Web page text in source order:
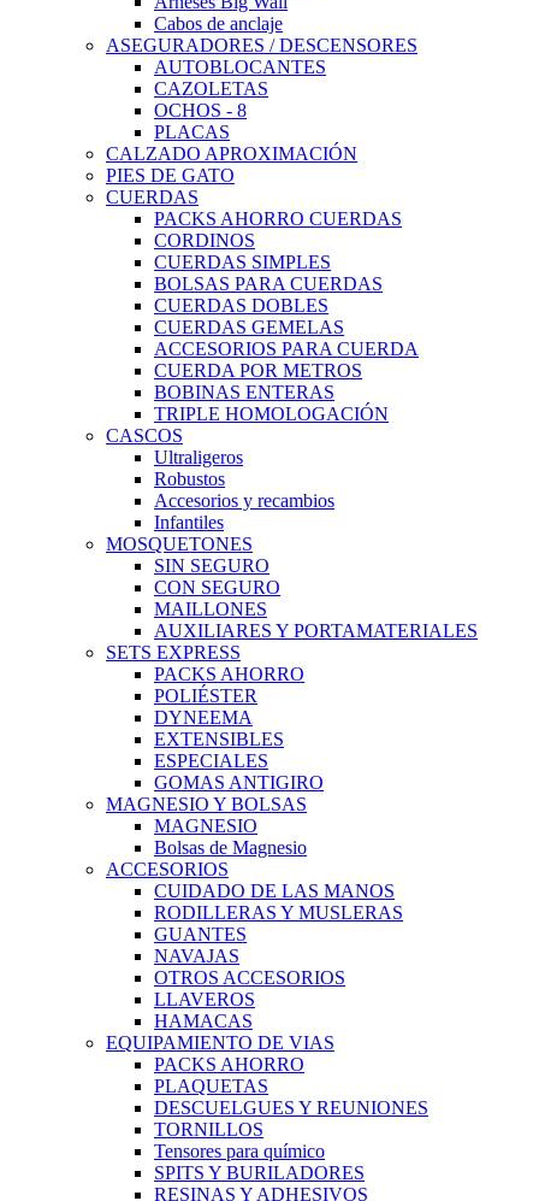
Cabos de anclaje
ASEGURADORES / DESCENSORES
AUTOBLOCANTES
CAZOLETAS
OCHOS - 8
PLACAS
CALZADO APROXIMACIÓN
PIES DE GATO
CUERDAS
PACKS AHORRO CUERDAS
CORDINOS
CUERDAS SIMPLES
BOLSAS PARA CUERDAS
CUERDAS DOBLES
CUERDAS GEMELAS
ACCESORIOS PARA CUERDA
CUERDA POR METROS
BOBINAS ENTERAS
TRIPLE HOMOLOGACIÓN
CASCOS
Ultraligeros
Robustos
Accesorios y recambios
Infantiles
MOSQUETONES
SIN SEGURO
CON SEGURO
MAILLONES
AUXILIARES Y PORTAMATERIALES
SETS EXPRESS
PACKS AHORRO
POLIÉSTER
DYNEEMA
EXTENSIBLES
ESPECIALES
GOMAS ANTIGIRO
MAGNESIO Y BOLSAS
MAGNESIO
Bolsas de Magnesio
ACCESORIOS
CUIDADO DE LAS MANOS
RODILLERAS Y MUSLERAS
GUANTES
NAVAJAS
OTROS ACCESORIOS
LLAVEROS
HAMACAS
EQUIPAMIENTO DE VIAS
PACKS AHORRO
PLAQUETAS
DESCUELGUES Y REUNIONES
TORNILLOS
Tensores para químico
SPITS Y BURILADORES
RESINAS Y ADHESIVOS